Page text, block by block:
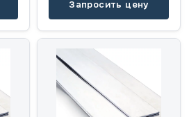
Запросить цену